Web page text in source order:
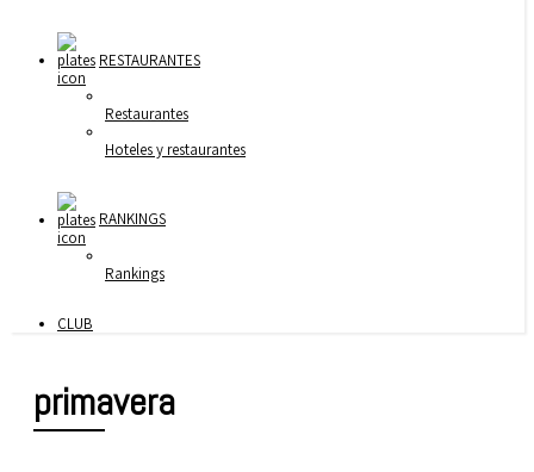
RESTAURANTES
Restaurantes
Hoteles y restaurantes
RANKINGS
Rankings
CLUB
primavera